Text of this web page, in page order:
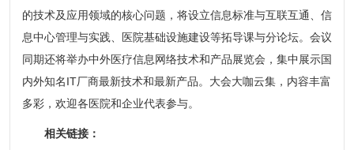
的技术及应用领域的核心问题，将设立信息标准与互联互通、信
息中心管理与实践、医院基础设施建设等拓导课与分论坛。会议
同期还将举办中外医疗信息网络技术和产品展览会，集中展示国
内外知名IT厂商最新技术和最新产品。大会大咖云集，内容丰富
多彩，欢迎各医院和企业代表参与。
相关链接：